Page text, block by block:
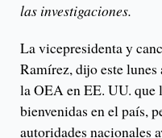
las investigaciones.
La vicepresidenta y
Ramírez, dijo este
la OEA en EE. UU. que
bienvenidas en el país,
autoridades nacionales